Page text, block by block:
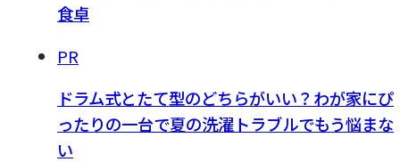
食卓
PR
ドラム式とたて型のどちらがいい？わが家にぴ
ったりの一台で夏の洗濯トラブルでもう悩まな
い